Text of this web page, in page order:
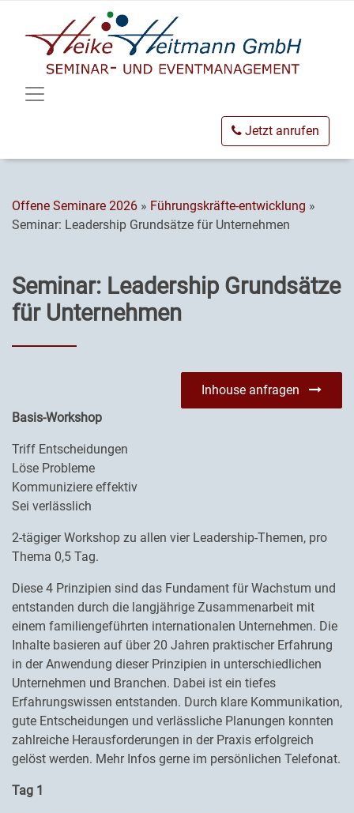
Jetzt anrufen
Offene Seminare 2026 » Führungskräfte-entwicklung »
Seminar: Leadership Grundsätze für Unternehmen
Seminar: Leadership Grundsätze
für Unternehmen
Inhouse anfragen
Basis-Workshop
Triff Entscheidungen
Löse Probleme
Kommuniziere effektiv
Sei verlässlich
2-tägiger Workshop zu allen vier Leadership-Themen, pro
Thema 0,5 Tag.
Diese 4 Prinzipien sind das Fundament für Wachstum und
entstanden durch die langjährige Zusammenarbeit mit
einem familiengeführten internationalen Unternehmen. Die
Inhalte basieren auf über 20 Jahren praktischer Erfahrung
in der Anwendung dieser Prinzipien in unterschiedlichen
Unternehmen und Branchen. Dabei ist ein tiefes
Erfahrungswissen entstanden. Durch klare Kommunikation,
gute Entscheidungen und verlässliche Planungen konnten
zahlreiche Herausforderungen in der Praxis erfolgreich
gelöst werden. Mehr Infos gerne im persönlichen Telefonat.
Tag 1